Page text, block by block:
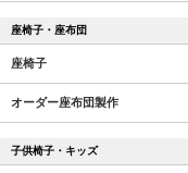
座椅子・座布団
座椅子
オーダー座布団製作
子供椅子・キッズ